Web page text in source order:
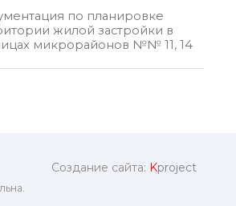
по планировке
жилой застройки в
микрорайонов №№ 11, 14
Создание сайта: Kproject